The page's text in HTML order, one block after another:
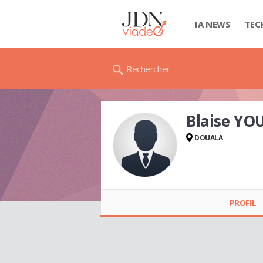
IA NEWS
Rechercher
Blaise
DOUALA
PROFIL